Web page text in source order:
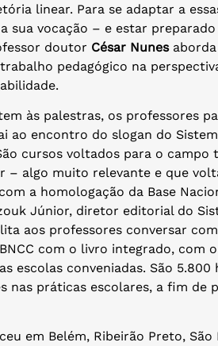
linear. Para se adaptar a
sua vocação – e estar
doutor César Nunesaborda
pedagógico na
às palestras, os professores
ao encontro do slogan do
cursos voltados para o
– algo muito relevante e que
a homologação da Base
Júnior, diretor editorial do
aos professores conversar
com o livro integrado, com
escolas conveniadas. São
nas práticas escolares, a fim de
em Belém, Ribeirão Preto,